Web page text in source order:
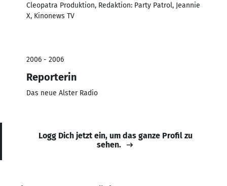
Cleopatra Produktion, Redaktion: Party Patrol, Jeannie
X, Kinonews TV
2006 - 2006
Reporterin
Das neue Alster Radio
Logg Dich jetzt ein, um das ganze Profil zu
sehen.